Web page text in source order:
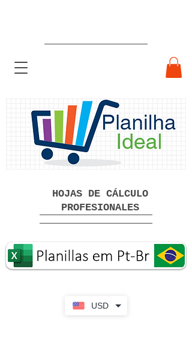
USD
Hojas de cálculo profesionales
listas para usar Descarga gratuita
HOJAS DE CÁLCULO
PROFESIONALES